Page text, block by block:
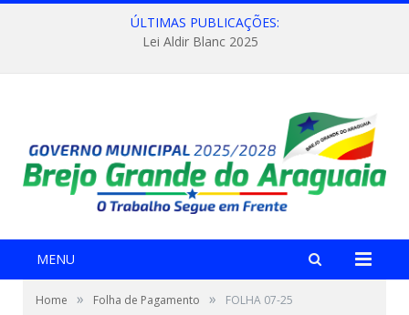
ÚLTIMAS PUBLICAÇÕES:
Lei Aldir Blanc 2025
MENU
Home » Folha de Pagamento » FOLHA 07-25